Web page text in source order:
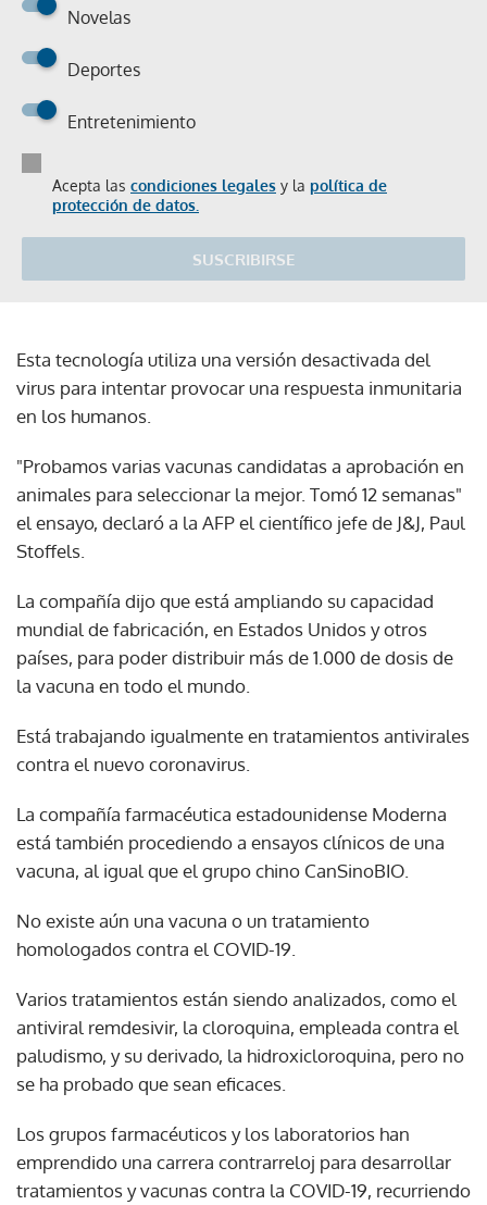
Novelas
Deportes
Entretenimiento
Acepta las condiciones legales y la política de
protección de datos.
SUSCRIBIRSE
Esta tecnología utiliza una versión desactivada del
virus para intentar provocar una respuesta inmunitaria
en los humanos.
"Probamos varias vacunas candidatas a aprobación en
animales para seleccionar la mejor. Tomó 12 semanas"
el ensayo, declaró a la AFP el científico jefe de J&J, Paul
Stoffels.
La compañía dijo que está ampliando su capacidad
mundial de fabricación, en Estados Unidos y otros
países, para poder distribuir más de 1.000 de dosis de
la vacuna en todo el mundo.
Está trabajando igualmente en tratamientos antivirales
contra el nuevo coronavirus.
La compañía farmacéutica estadounidense Moderna
está también procediendo a ensayos clínicos de una
vacuna, al igual que el grupo chino CanSinoBIO.
No existe aún una vacuna o un tratamiento
homologados contra el COVID-19.
Varios tratamientos están siendo analizados, como el
antiviral remdesivir, la cloroquina, empleada contra el
paludismo, y su derivado, la hidroxicloroquina, pero no
se ha probado que sean eficaces.
Los grupos farmacéuticos y los laboratorios han
emprendido una carrera contrarreloj para desarrollar
tratamientos y vacunas contra la COVID-19, recurriendo